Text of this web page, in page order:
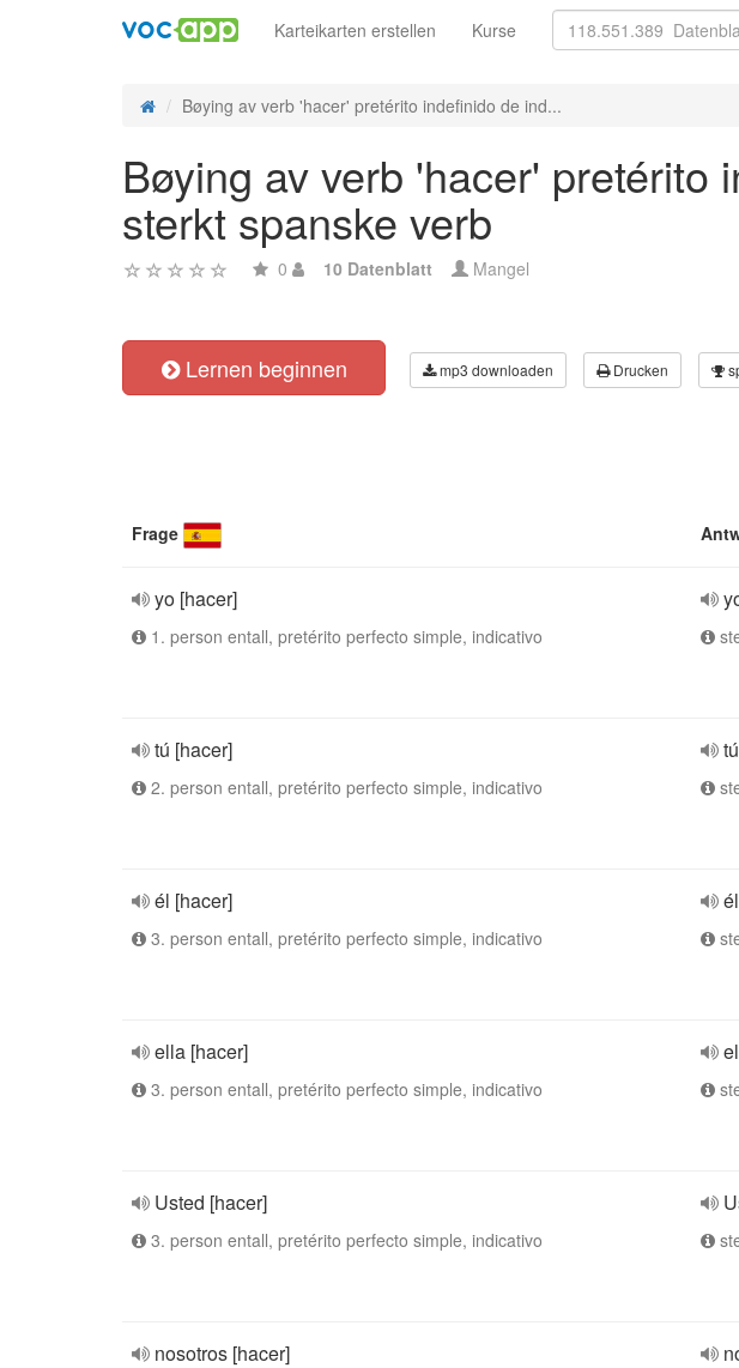
Karteikarten erstellen Kurse
Bøying av verb 'hacer' pretérito indefinido de ind...
Bøying av verb 'hacer' pretérito
sterkt spanske verb
0 10 Datenblatt Mangel
Lernen beginnen mp3 downloaden Drucken
Frage
yo [hacer]
1. person entall, pretérito perfecto simple, indicativo
tú [hacer]
2. person entall, pretérito perfecto simple, indicativo
él [hacer]
3. person entall, pretérito perfecto simple, indicativo
ella [hacer]
3. person entall, pretérito perfecto simple, indicativo
Usted [hacer]
3. person entall, pretérito perfecto simple, indicativo
nosotros [hacer]